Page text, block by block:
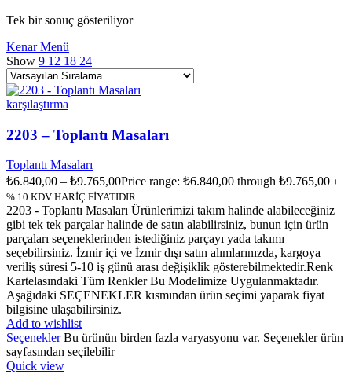
Tek bir sonuç gösteriliyor
Kenar Menü
Show 9 12 18 24
karşılaştırma
2203 – Toplantı Masaları
Toplantı Masaları
₺6.840,00 – ₺9.765,00Price range: ₺6.840,00 through ₺9.765,00 +
% 10 KDV HARİÇ FİYATIDIR.
2203 - Toplantı Masaları Ürünlerimizi takım halinde alabileceğiniz
gibi tek tek parçalar halinde de satın alabilirsiniz, bunun için ürün
parçaları seçeneklerinden istediğiniz parçayı yada takımı
seçebilirsiniz. İzmir içi ve İzmir dışı satın alımlarınızda, kargoya
veriliş süresi 5-10 iş günü arası değişiklik gösterebilmektedir.Renk
Kartelasındaki Tüm Renkler Bu Modelimize Uygulanmaktadır.
Aşağıdaki SEÇENEKLER kısmından ürün seçimi yaparak fiyat
bilgisine ulaşabilirsiniz.
Add to wishlist
Seçenekler Bu ürünün birden fazla varyasyonu var. Seçenekler ürün
sayfasından seçilebilir
Quick view